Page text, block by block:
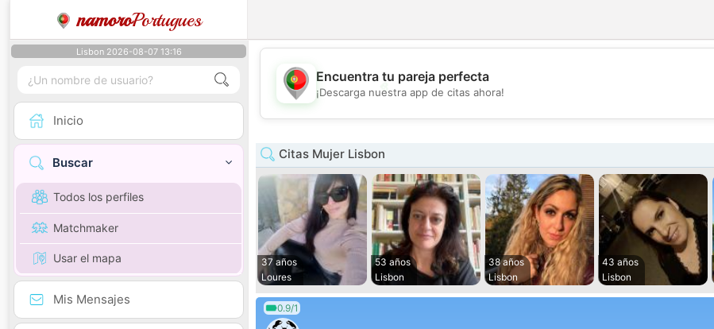
namoroPortugues
Lisbon 2026-08-07 13:16
Inicio
Buscar
Todos los perfiles
Matchmaker
Usar el mapa
Mis Mensajes
💖
💕
Encuentra tu pareja perfecta
¡Descarga nuestra app de citas ahora!
Citas Mujer Lisbon
37 años
Loures
53 años
Lisbon
38 años
Lisbon
43 años
Lisbon
0.9/1